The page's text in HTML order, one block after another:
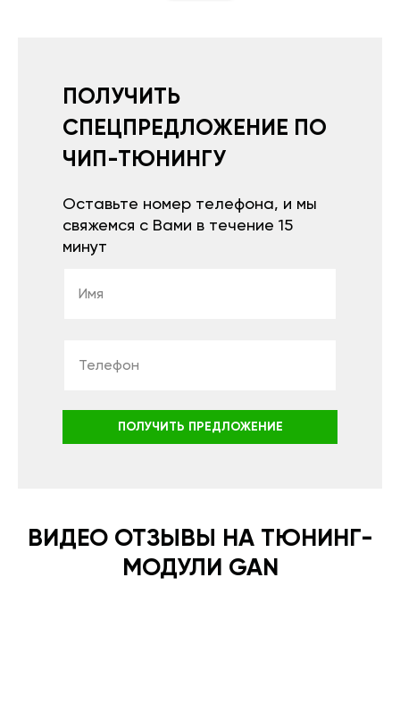
увеличился.Всем рекомендую к покупке.
ПОЛУЧИТЬ
СПЕЦПРЕДЛОЖЕНИЕ ПО
ЧИП-ТЮНИНГУ
Оставьте номер телефона, и мы
свяжемся с Вами в течение 15
минут
ПОЛУЧИТЬ ПРЕДЛОЖЕНИЕ
ВИДЕО ОТЗЫВЫ НА ТЮНИНГ-
МОДУЛИ GAN